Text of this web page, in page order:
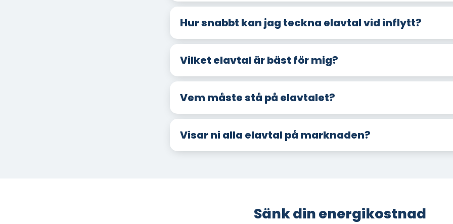
Hur snabbt kan jag teckna elavtal vid inflytt?
Vilket elavtal är bäst för mig?
Vem måste stå på elavtalet?
Visar ni alla elavtal på marknaden?
Sänk din energikostnad